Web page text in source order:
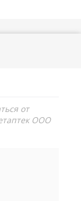
от
ООО